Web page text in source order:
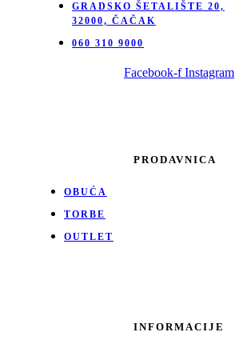
GRADSKO ŠETALIŠTE 20,
32000, ČAČAK
060 310 9000
Facebook-f Instagram
PRODAVNICA
OBUĆA
TORBE
OUTLET
INFORMACIJE